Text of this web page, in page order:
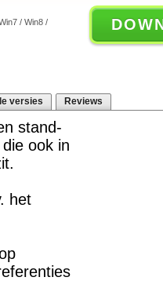
/ Win8 /
versies Reviews
stand-
ook in
het